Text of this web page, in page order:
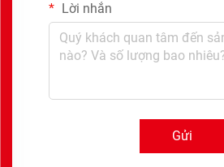
Lời nhắn
Gửi